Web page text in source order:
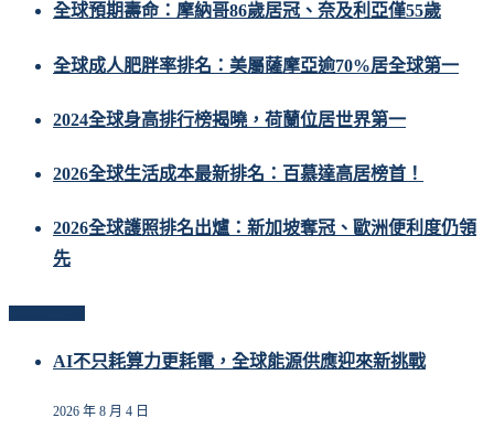
全球預期壽命：摩納哥86歲居冠、奈及利亞僅55歲
全球成人肥胖率排名：美屬薩摩亞逾70%居全球第一
2024全球身高排行榜揭曉，荷蘭位居世界第一
2026全球生活成本最新排名：百慕達高居榜首！
2026全球護照排名出爐：新加坡奪冠、歐洲便利度仍領
先
AI不只耗算力更耗電，全球能源供應迎來新挑戰
2026 年 8 月 4 日